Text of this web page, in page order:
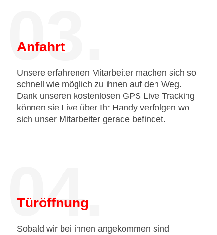
03.
Anfahrt
Unsere erfahrenen Mitarbeiter machen sich so
schnell wie möglich zu ihnen auf den Weg.
Dank unseren kostenlosen GPS Live Tracking
können sie Live über Ihr Handy verfolgen wo
sich unser Mitarbeiter gerade befindet.
04.
Türöffnung
Sobald wir bei ihnen angekommen sind